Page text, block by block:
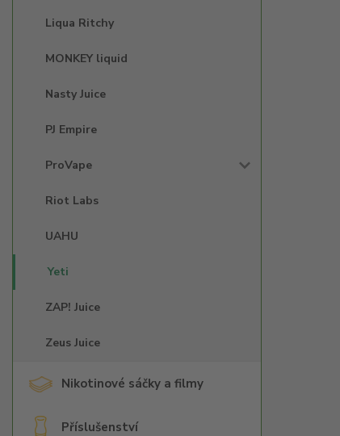
Liqua Ritchy
MONKEY liquid
Nasty Juice
PJ Empire
ProVape
Riot Labs
UAHU
Yeti
ZAP! Juice
Zeus Juice
Nikotinové sáčky a filmy
Příslušenství